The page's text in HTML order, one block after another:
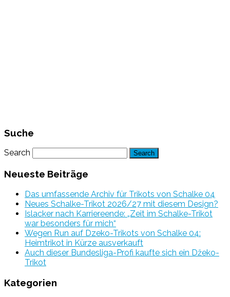
Suche
Search
Neueste Beiträge
Das umfassende Archiv für Trikots von Schalke 04
Neues Schalke-Trikot 2026/27 mit diesem Design?
Islacker nach Karriereende: „Zeit im Schalke-Trikot
war besonders für mich“
Wegen Run auf Dzeko-Trikots von Schalke 04:
Heimtrikot in Kürze ausverkauft
Auch dieser Bundesliga-Profi kaufte sich ein Džeko-
Trikot
Kategorien